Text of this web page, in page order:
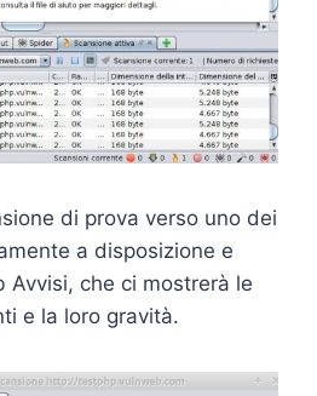
di prova verso uno dei
a disposizione e
Avvisi, che ci mostrerà le
e la loro gravità.